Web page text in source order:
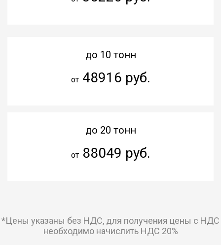
до 10 тонн
от48916 руб.
до 20 тонн
от88049 руб.
*Цены указаны без НДС, для получения цены с НДС
необходимо начислить НДС 20%